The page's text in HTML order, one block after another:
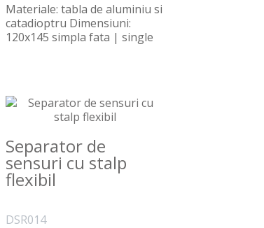
Materiale: tabla de aluminiu si
catadioptru Dimensiuni:
120x145 simpla fata | single
Separator de
sensuri cu stalp
flexibil
DSR014